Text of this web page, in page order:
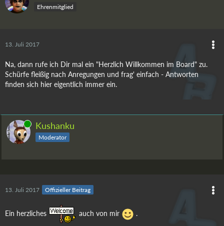
Ehrenmitglied
13. Juli 2017
Na, dann rufe ich Dir mal ein "Herzlich Willkommen im Board" zu.
Schürfe fleißig nach Anregungen und frag' einfach - Antworten
finden sich hier eigentlich immer ein.
Online Kushanku
Moderator
13. Juli 2017 Offizieller Beitrag
Ein herzliches auch von mir .